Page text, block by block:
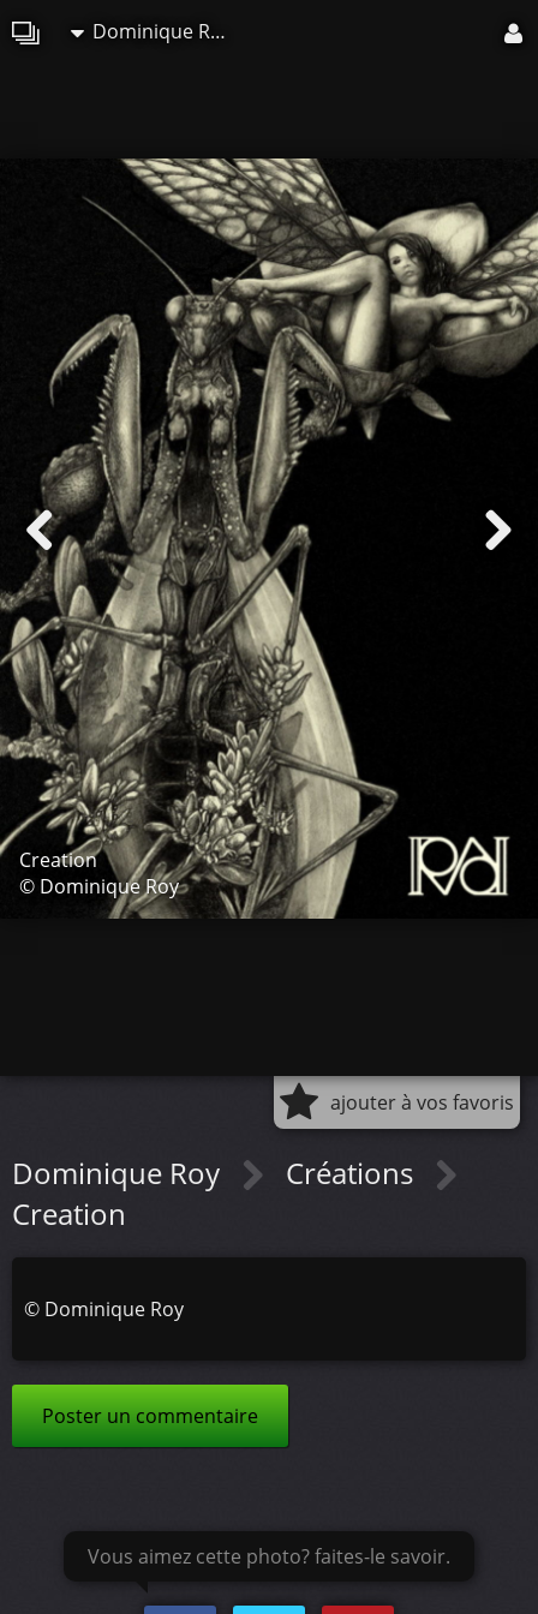
Dominique Roy
Creation
© Dominique Roy
ajouter à vos favoris
Dominique Roy
Créations
Creation
© Dominique Roy
Poster un commentaire
Vous aimez cette photo? faites-le savoir.